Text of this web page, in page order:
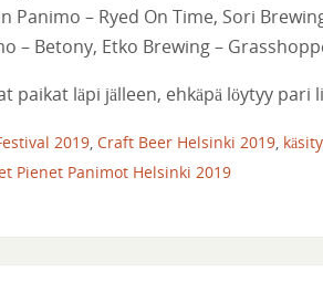
Panimo – Ryed On Time, Sori
– Betony, Etko Brewing –
paikat läpi jälleen, ehkäpä löytyy pari
2019 Craft Beer Helsinki 2019
Pienet Panimot Helsinki 2019